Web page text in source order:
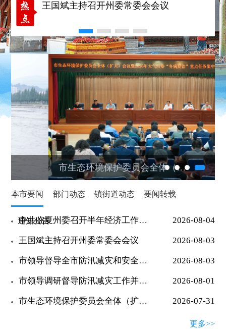
王国斌主持召开州委常委会会议
中共临夏州委召开半年经济工作专
题协商座谈会 王国斌讲话 马斌主持
市领导督导全市防汛减灾和安全生
产工作
市领导调研督导防汛减灾工作并开
展巡河
王国斌主持召开州委常委会会议
市生态环境保护委员会全体（扩大）会议暨2026年大气污染“冬病夏治”重点任务集中攻坚行动推进会召开
本市要闻 部门动态 镇街道动态 要闻转载
通知公告 中共临夏州委召开半年经济工作专题协商座谈会 王国斌讲话 马斌主持 2026-08-04
王国斌主持召开州委常委会会议 2026-08-03
市领导督导全市防汛减灾和安全生产工作 2026-08-03
市领导调研督导防汛减灾工作并开展巡河 2026-08-01
市生态环境保护委员会全体（扩大）会议暨2026年大气污染“冬病夏治”重点任务集中攻坚行动推进会召开 2026-07-31
2026-07-31
更多>>